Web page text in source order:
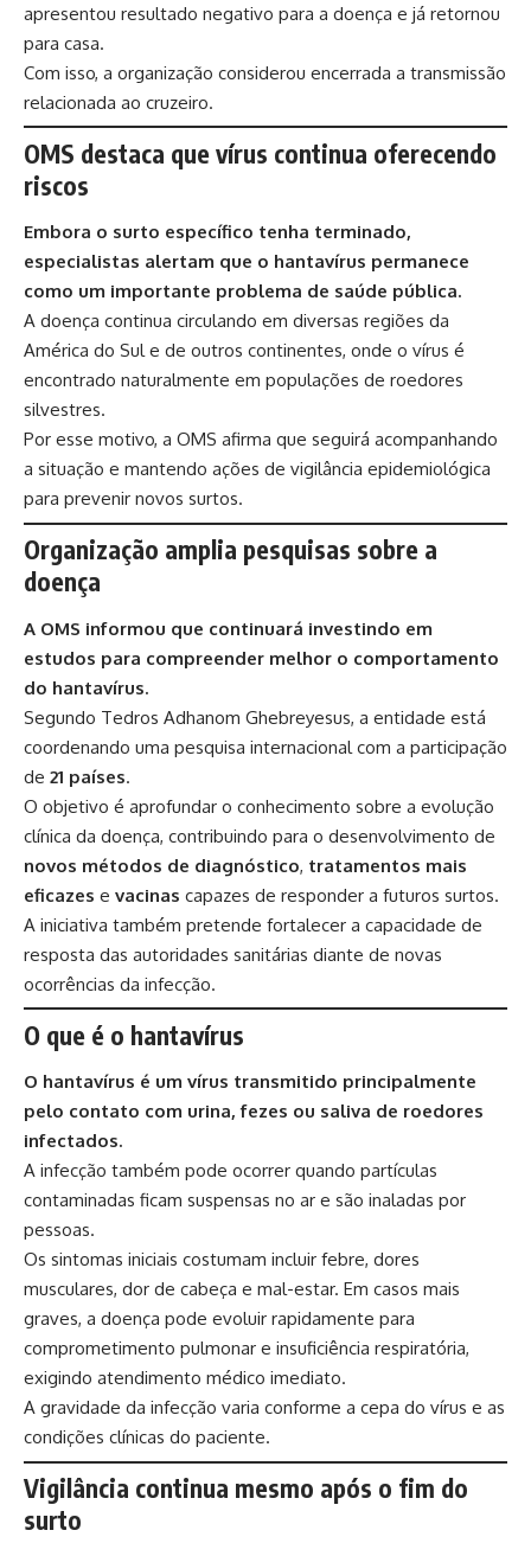
apresentou resultado negativo para a doença e já retornou
para casa.
Com isso, a organização considerou encerrada a transmissão
relacionada ao cruzeiro.
OMS destaca que vírus continua oferecendo
riscos
Embora o surto específico tenha terminado,
especialistas alertam que o hantavírus permanece
como um importante problema de saúde pública.
A doença continua circulando em diversas regiões da
América do Sul e de outros continentes, onde o vírus é
encontrado naturalmente em populações de roedores
silvestres.
Por esse motivo, a OMS afirma que seguirá acompanhando
a situação e mantendo ações de vigilância epidemiológica
para prevenir novos surtos.
Organização amplia pesquisas sobre a
doença
A OMS informou que continuará investindo em
estudos para compreender melhor o comportamento
do hantavírus.
Segundo Tedros Adhanom Ghebreyesus, a entidade está
coordenando uma pesquisa internacional com a participação
de 21 países.
O objetivo é aprofundar o conhecimento sobre a evolução
clínica da doença, contribuindo para o desenvolvimento de
novos métodos de diagnóstico, tratamentos mais
eficazes e vacinas capazes de responder a futuros surtos.
A iniciativa também pretende fortalecer a capacidade de
resposta das autoridades sanitárias diante de novas
ocorrências da infecção.
O que é o hantavírus
O hantavírus é um vírus transmitido principalmente
pelo contato com urina, fezes ou saliva de roedores
infectados.
A infecção também pode ocorrer quando partículas
contaminadas ficam suspensas no ar e são inaladas por
pessoas.
Os sintomas iniciais costumam incluir febre, dores
musculares, dor de cabeça e mal-estar. Em casos mais
graves, a doença pode evoluir rapidamente para
comprometimento pulmonar e insuficiência respiratória,
exigindo atendimento médico imediato.
A gravidade da infecção varia conforme a cepa do vírus e as
condições clínicas do paciente.
Vigilância continua mesmo após o fim do
surto